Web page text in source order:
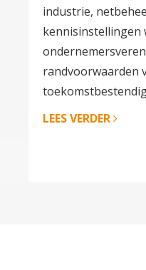
industrie,
kennisinstellingen
randvoorwaarden
LEES VERDER